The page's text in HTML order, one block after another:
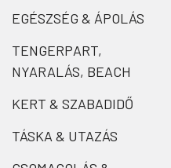
EGÉSZSÉG & ÁPOLÁS
TENGERPART,
NYARALÁS, BEACH
KERT & SZABADIDŐ
TÁSKA & UTAZÁS